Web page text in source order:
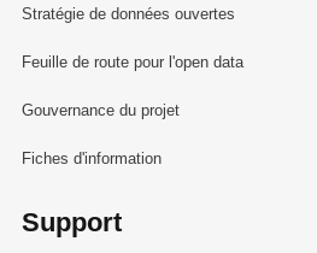
Stratégie de données ouvertes
Feuille de route pour l'open data
Gouvernance du projet
Fiches d'information
Support